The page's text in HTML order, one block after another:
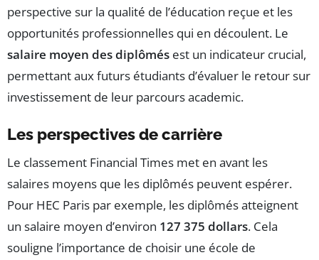
perspective sur la qualité de l’éducation reçue et les
opportunités professionnelles qui en découlent. Le
salaire moyen des diplômés est un indicateur crucial,
permettant aux futurs étudiants d’évaluer le retour sur
investissement de leur parcours academic.
Les perspectives de carrière
Le classement Financial Times met en avant les
salaires moyens que les diplômés peuvent espérer.
Pour HEC Paris par exemple, les diplômés atteignent
un salaire moyen d’environ 127 375 dollars. Cela
souligne l’importance de choisir une école de